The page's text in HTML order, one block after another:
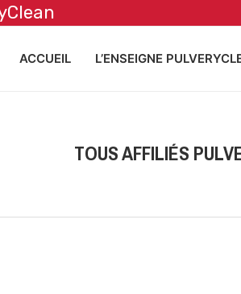
ACCUEIL L’ENSEIGNE
TOUS AFFILIÉS